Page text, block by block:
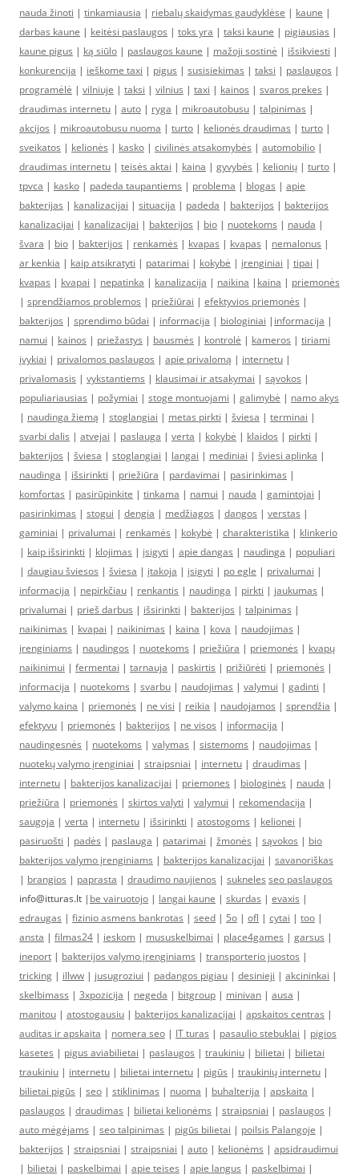
nauda žinoti | tinkamiausia | riebalų skaidymas gaudyklėse | kaune |
darbas kaune | keitėsi paslaugos | toks yra | taksi kaune | pigiausias |
kaune pigus | ką siūlo | paslaugos kaune | mažoji sostinė | išsikviesti |
konkurencija | ieškome taxi | pigus | susisiekimas | taksi | paslaugos |
programėlė | vilniuje | taksi | vilnius | taxi | kainos | svaros prekes |
draudimas internetu | auto | ryga | mikroautobusu | talpinimas |
akcijos | mikroautobusu nuoma | turto | kelionės draudimas | turto |
sveikatos | kelionės | kasko | civilinės atsakomybės | automobilio |
draudimas internetu | teisės aktai | kaina | gyvybės | kelionių | turto |
tpvca | kasko | padeda taupantiems | problema | blogas | apie
bakterijas | kanalizacijai | situacija | padeda | bakterijos | bakterijos
kanalizacijai | kanalizacijai | bakterijos | bio | nuotekoms | nauda |
švara | bio | bakterijos | renkamės | kvapas | kvapas | nemalonus |
ar kenkia | kaip atsikratyti | patarimai | kokybė | įrenginiai | tipai |
kvapas | kvapai | nepatinka | kanalizacija | naikina | kaina | priemonės
| sprendžiamos problemos | priežiūrai | efektyvios priemonės |
bakterijos | sprendimo būdai | informacija | biologiniai | informacija |
namui | kainos | priežastys | bausmės | kontrolė | kameros | tiriami
įvykiai | privalomos paslaugos | apie privalomą | internetu |
privalomasis | vykstantiems | klausimai ir atsakymai | sąvokos |
populiariausias | požymiai | stoge montuojami | galimybė | namo akys
| naudinga žiemą | stoglangiai | metas pirkti | šviesa | terminai |
svarbi dalis | atvejai | paslauga | verta | kokybė | klaidos | pirkti |
bakterijos | šviesa | stoglangiai | langai | mediniai | šviesi aplinka |
naudinga | išsirinkti | priežiūra | pardavimai | pasirinkimas |
komfortas | pasirūpinkite | tinkama | namui | nauda | gamintojai |
pasirinkimas | stogui | dengia | medžiagos | dangos | verstas |
gaminiai | privalumai | renkamės | kokybė | charakteristika | klinkerio
| kaip išsirinkti | klojimas | įsigyti | apie dangas | naudinga | populiari
| daugiau šviesos | šviesa | įtakoja | įsigyti | po egle | privalumai |
informacija | nepirkčiau | renkantis | naudinga | pirkti | jaukumas |
privalumai | prieš darbus | išsirinkti | bakterijos | talpinimas |
naikinimas | kvapai | naikinimas | kaina | kova | naudojimas |
įrenginiams | naudingos | nuotekoms | priežiūra | priemonės | kvapų
naikinimui | fermentai | tarnauja | paskirtis | prižiūrėti | priemonės |
informacija | nuotekoms | svarbu | naudojimas | valymui | gadinti |
valymo kaina | priemonės | ne visi | reikia | naudojamos | sprendžia |
efektyvu | priemonės | bakterijos | ne visos | informacija |
naudingesnės | nuotekoms | valymas | sistemoms | naudojimas |
nuotekų valymo įrenginiai | straipsniai | internetu | draudimas |
internetu | bakterijos kanalizacijai | priemones | biologinės | nauda |
priežiūra | priemonės | skirtos valyti | valymui | rekomendacija |
saugoja | verta | internetu | išsirinkti | atostogoms | kelionei |
pasiruošti | padės | paslauga | patarimai | žmonės | sąvokos | bio
bakterijos valymo įrenginiams | bakterijos kanalizacijai | savanoriškas
| brangios | paprasta | draudimo naujienos | sukneles seo paslaugos
info@itturas.lt | be vairuotojo | langai kaune | skurdas | evaxis |
edraugas | fizinio asmens bankrotas | seed | 5o | ofl | cytai | too |
ansta | filmas24 | ieskom | mususkelbimai | place4games | garsus |
ineport | bakterijos valymo įrenginiams | transporterio juostos |
tricking | illww | jusugroziui | padangos pigiau | desinieji | akcininkai |
skelbimass | 3xpozicija | negeda | bitgroup | minivan | ausa |
manitou | atostogausiu | bakterijos kanalizacijai | apskaitos centras |
auditas ir apskaita | nomera seo | IT turas | pasaulio stebuklai | pigios
kasetes | pigus aviabilietai | paslaugos | traukiniu | bilietai | bilietai
traukiniu | internetu | bilietai internetu | pigūs | traukinių internetu |
bilietai pigūs | seo | stiklinimas | nuoma | buhalterija | apskaita |
paslaugos | draudimas | bilietai kelionėms | straipsniai | paslaugos |
auto mėgėjams | seo talpinimas | pigūs bilietai | poilsis Palangoje |
bakterijos | straipsniai | straipsniai | auto | kelionėms | apsidraudimui
| bilietai | paskelbimai | apie teises | apie langus | paskelbimai |